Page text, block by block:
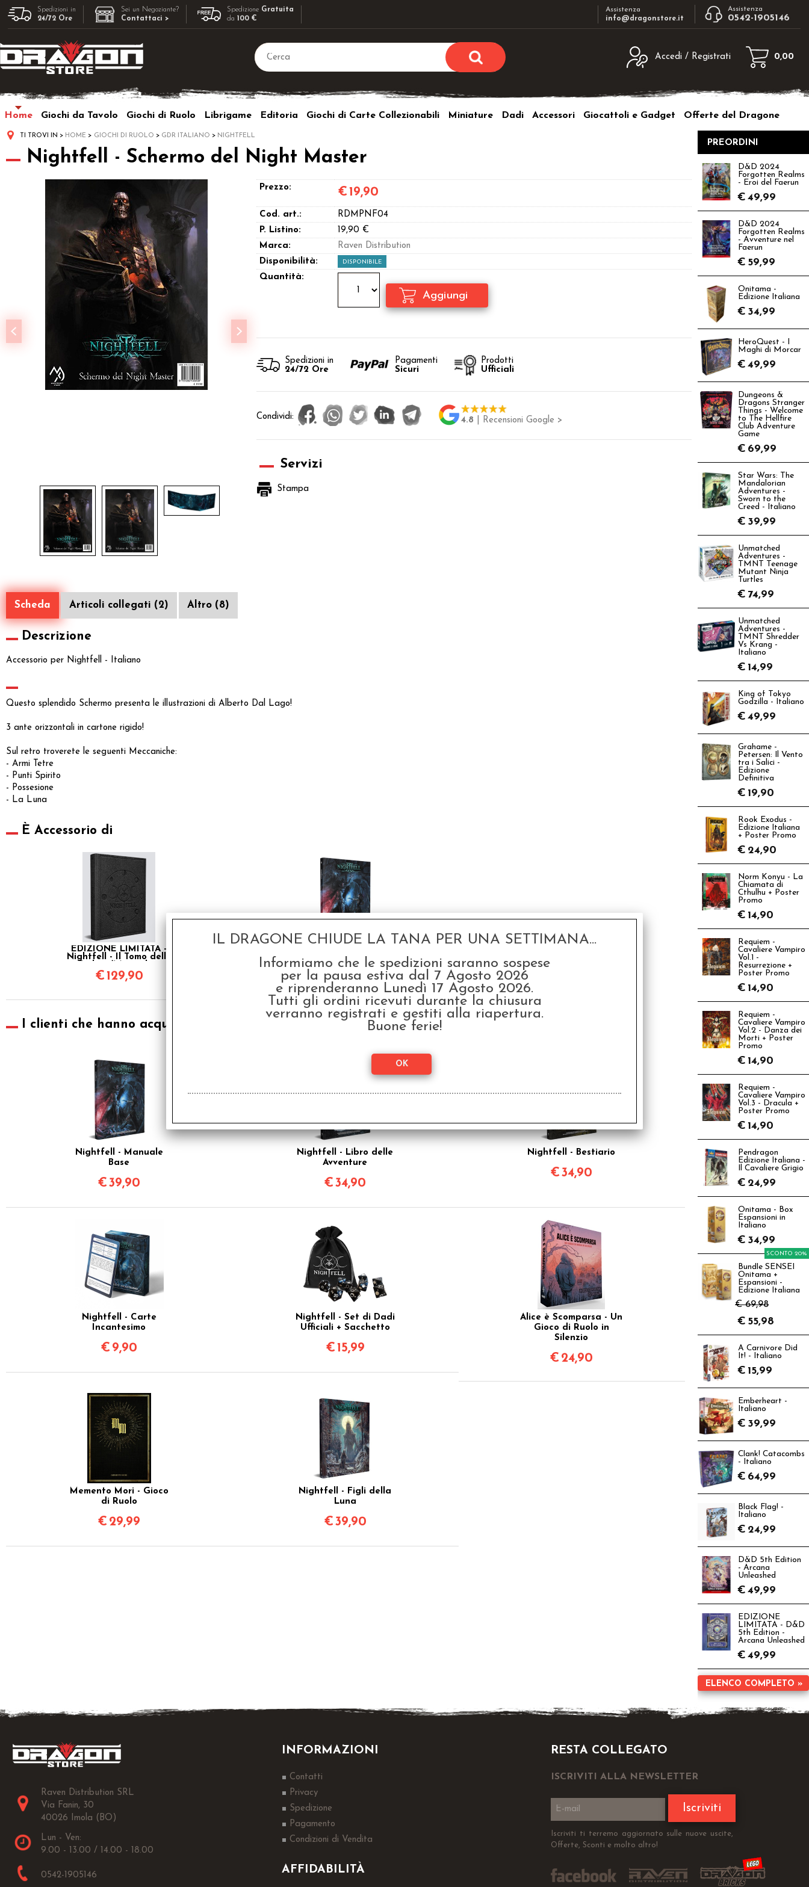
Spedizioni in
24/72 Ore
Sei un Negoziante?
Contattaci >
Spedizione Gratuita
da100 €
Assistenza
info@dragonstore.it
Assistenza
0542-1905146
Accedi / Registrati
utente e la password e poi clicca sul
Password:
sito clicca sul pulsante "Registrati"
0,00
Home Giochi da Tavolo Giochi di Ruolo Librigame Editoria Giochi di Carte Collezionabili Miniature Dadi Accessori Giocattoli e Gadget Offerte del Dragone
TI TROVI IN HOME GIOCHI DI RUOLO GDR ITALIANO NIGHTFELL
Nightfell - Schermo del Night Master
Prezzo: € 19,90
Cod. art.:
RDMPNF04
P. Listino:
19,90 €
Marca:
Raven Distribution
Disponibilità:
DISPONIBILE
Quantità:
Spedizioni in
24/72 Ore
Pagamenti
Sicuri
Prodotti
Ufficiali
Condividi: 4.8 | Recensioni Google >
Servizi
Stampa
Scheda Articoli collegati (2) Altro (8)
Descrizione
Accessorio per Nightfell - Italiano
Questo splendido Schermo presenta le illustrazioni di Alberto Dal Lago!
3 ante orizzontali in cartone rigido!
Sul retro troverete le seguenti Meccaniche:
- Armi Tetre
- Punti Spirito
- Possesione
- La Luna
È Accessorio di
EDIZIONE LIMITATA -
Nightfell - Il Tomo delle
Bestiario)
€ 129,90
Base
€39,90
I clienti che hanno acquistato questo prodotto, hanno scelto anche questi articoli
Nightfell - Manuale
Base
€39,90
Nightfell - Libro delle
Avventure
€ 34,90
Nightfell - Bestiario
€ 34,90
Nightfell - Carte
Incantesimo
€ 9,90
Nightfell - Set di Dadi
Ufficiali + Sacchetto
€ 15,99
Alice è Scomparsa - Un
Gioco di Ruolo in
Silenzio
€ 24,90
Memento Mori - Gioco
di Ruolo
€ 29,99
Nightfell - Figli della
Luna
€39,90
PREORDINI
D&D 2024
Forgotten Realms
- Eroi del Faerun
€ 49,99
D&D 2024
Forgotten Realms
- Avventure nel
Faerun
€ 59,99
Onitama -
Edizione Italiana
€ 34,99
HeroQuest - I
Maghi di Morcar
€ 49,99
Dungeons &
Dragons Stranger
Things - Welcome
to The Hellfire
Club Adventure
Game
€ 69,99
Star Wars: The
Mandalorian
Adventures -
Sworn to the
Creed - Italiano
€ 39,99
Unmatched
Adventures -
TMNT Teenage
Mutant Ninja
Turtles
€ 74,99
Unmatched
Adventures -
TMNT Shredder
Vs Krang -
Italiano
€ 14,99
King of Tokyo
Godzilla - Italiano
€ 49,99
Grahame -
Petersen: Il Vento
tra i Salici -
Edizione
Definitiva
€ 19,90
Rook Exodus -
Edizione Italiana
+ Poster Promo
€ 24,90
Norm Konyu - La
Chiamata di
Cthulhu + Poster
Promo
€ 14,90
Requiem -
Cavaliere Vampiro
Vol.1 -
Resurrezione +
Poster Promo
€ 14,90
Requiem -
Cavaliere Vampiro
Vol.2 - Danza dei
Morti + Poster
Promo
€ 14,90
Requiem -
Cavaliere Vampiro
Vol.3 - Dracula +
Poster Promo
€ 14,90
Pendragon
Edizione Italiana -
Il Cavaliere Grigio
€ 24,99
Onitama - Box
Espansioni in
Italiano
€ 34,99
Bundle SENSEI
Onitama +
Espansioni -
Edizione Italiana
€ 69,98
SCONTO 20%
€ 55,98
A Carnivore Did
It! - Italiano
€ 15,99
Emberheart -
Italiano
€ 39,99
Clank! Catacombs
- Italiano
€ 64,99
Black Flag! -
Italiano
€ 24,99
D&D 5th Edition
- Arcana
Unleashed
€ 49,99
EDIZIONE
LIMITATA - D&D
5th Edition -
Arcana Unleashed
€ 49,99
ELENCO COMPLETO »
Raven Distribution SRL
Via Fanin, 30
40026 Imola (BO)
Lun - Ven:
9.00 - 13.00 / 14.00 - 18.00
0542-1905146
INFORMAZIONI
Contatti
Privacy
Spedizione
Pagamento
Condizioni di Vendita
AFFIDABILITÀ
RESTA COLLEGATO
ISCRIVITI ALLA NEWSLETTER
Iscriviti
Iscriviti ti terremo aggiornato sulle nuove uscite,
Offerte, Sconti e molto altro!
IL DRAGONE CHIUDE LA TANA PER UNA SETTIMANA...
Informiamo che le spedizioni saranno sospese
per la pausa estiva dal 7 Agosto 2026
e riprenderanno Lunedì 17 Agosto 2026.
Tutti gli ordini ricevuti durante la chiusura
verranno registrati e gestiti alla riapertura.
Buone ferie!